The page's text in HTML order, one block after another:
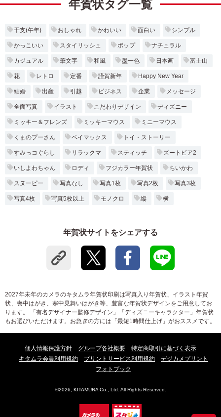
年賀状タグ一覧
干支(午年) おしゃれ かわいい 面白い シンプル
かっこいい スタイリッシュ ポップ ナチュラル
カジュアル 筆文字 和風 墨一色 日本画 富士山
花 レトロ 定番 謹賀新年 Happy New Year
結婚 出産 引越 ビジネス 企業 メッセージ
全面写真 イラスト こだわりデザイン ディズニー
ミッキー＆フレンズ ミッキーマウス ミニーマウス
くまのプーさん ベイマックス トイ・ストーリー
すみっコぐらし リラックマ スティッチ ズートピア2
いしよわちゃん ロディ フジカラー年賀状 ちいかわ
スヌーピー 写真なし 写真1枚 写真2枚 写真3枚
写真4枚 写真5枚以上 モノクロ 縦 横
年賀状サイトをシェアする
2027年未年のカメラのキタムラ年賀状印刷は写真入り年賀状、イラスト年賀
状、喪中はがき、寒中見舞いはがき等、豊富な年賀状デザインをご用意してお
ります。 「有名デザイナー監修デザイン」「ディズニーキャラクター」年賀状
もお選びいただけます。お急ぎの方には「最短1時間仕上げ」がおススメです。
個人情報保護方針 グループ各社概要
特定商取引に基づく表示
キタムラ会員利用規約
プリントサービス利用規約
デジカメプリント
フォトブック
©2026, KITAMURA Co., Ltd. All Rights Reserved.